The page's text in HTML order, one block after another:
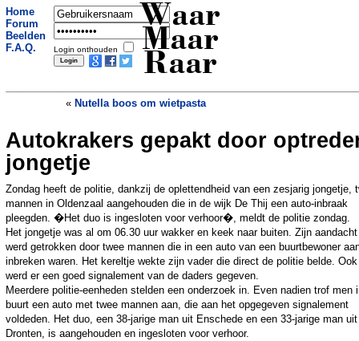
Home
Forum
Beelden
F.A.Q.
Login onthouden
Waar
Maar
Raar
« Nutella boos om wietpasta
Eetlokaal biedt klanten soep die al is
betaald»
Autokrakers gepakt door
jongetje
Zondag heeft de politie, dankzij de oplettendheid van een zesjarig jongetje,
mannen in Oldenzaal aangehouden die in de wijk De Thij een auto-inbraak
pleegden. �Het duo is ingesloten voor verhoor�, meldt de politie zondag.
Het jongetje was al om 06.30 uur wakker en keek naar buiten. Zijn aandacht
werd getrokken door twee mannen die in een auto van een buurtbewoner
inbreken waren. Het kereltje wekte zijn vader die direct de politie belde. Ook
werd er een goed signalement van de daders gegeven.
Meerdere politie-eenheden stelden een onderzoek in. Even nadien trof men
buurt een auto met twee mannen aan, die aan het opgegeven signalement
voldeden. Het duo, een 38-jarige man uit Enschede en een 33-jarige man uit
Dronten, is aangehouden en ingesloten voor verhoor.